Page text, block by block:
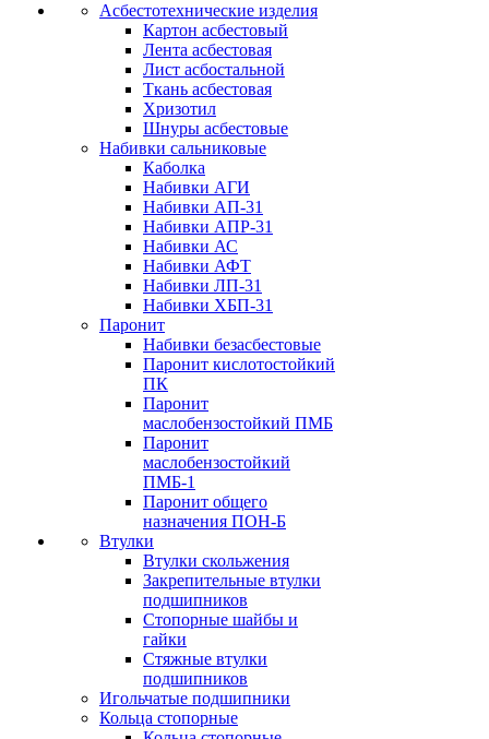
Асбестотехнические изделия
Картон асбестовый
Лента асбестовая
Лист асбостальной
Ткань асбестовая
Хризотил
Шнуры асбестовые
Набивки сальниковые
Каболка
Набивки АГИ
Набивки АП-31
Набивки АПР-31
Набивки АС
Набивки АФТ
Набивки ЛП-31
Набивки ХБП-31
Паронит
Набивки безасбестовые
Паронит кислотостойкий
ПК
Паронит
маслобензостойкий ПМБ
Паронит
маслобензостойкий
ПМБ-1
Паронит общего
назначения ПОН-Б
Втулки
Втулки скольжения
Закрепительные втулки
подшипников
Стопорные шайбы и
гайки
Стяжные втулки
подшипников
Игольчатые подшипники
Кольца стопорные